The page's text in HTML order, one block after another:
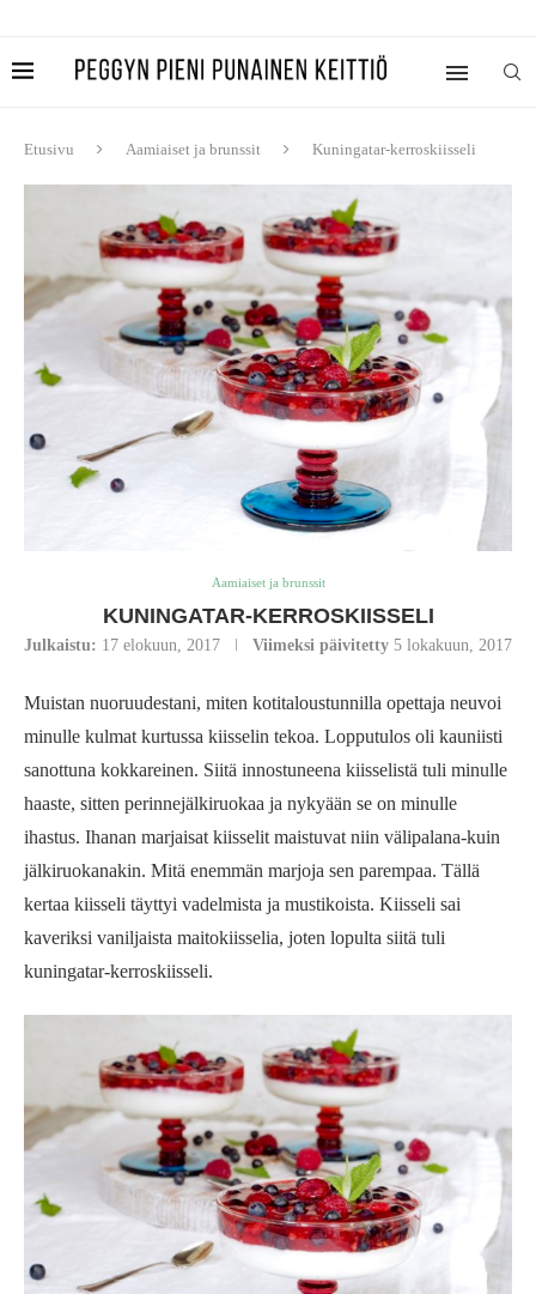
Etusivu Aamiaiset ja brunssit Kuningatar-kerroskiisseli
Aamiaiset ja brunssit
KUNINGATAR-KERROSKIISSELI
Julkaistu: 17 elokuun, 2017 Viimeksi päivitetty 5 lokakuun, 2017
Muistan nuoruudestani, miten kotitaloustunnilla opettaja neuvoi
minulle kulmat kurtussa kiisselin tekoa. Lopputulos oli kauniisti
sanottuna kokkareinen. Siitä innostuneena kiisselistä tuli minulle
haaste, sitten perinnejälkiruokaa ja nykyään se on minulle
ihastus. Ihanan marjaisat kiisselit maistuvat niin välipalana-kuin
jälkiruokanakin. Mitä enemmän marjoja sen parempaa. Tällä
kertaa kiisseli täyttyi vadelmista ja mustikoista. Kiisseli sai
kaveriksi vaniljaista maitokiisselia, joten lopulta siitä tuli
kuningatar-kerroskiisseli.